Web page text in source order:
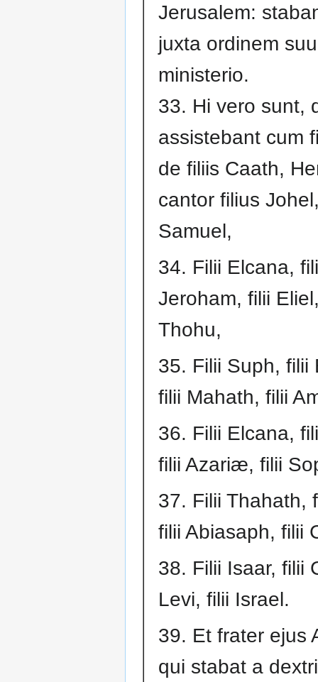
Jerusalem:
juxta ordinem
ministerio.
33. Hi vero sunt,
assistebant cum
de filiis Caath,
cantor filius
Samuel,
34. Filii Elcana,
Jeroham, filii
Thohu,
35. Filii Suph, filii
filii Mahath, filii
36. Filii Elcana,
filii Azariæ, filii
37. Filii Thahath,
filii Abiasaph, filii
38. Filii Isaar, filii
Levi, filii Israel.
39. Et frater ejus
qui stabat a